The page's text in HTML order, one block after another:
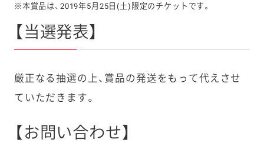
※本賞品は、2019年5月25日(土)限定のチケットです。
【当選発表】
厳正なる抽選の上、賞品の発送をもって代えさせ
ていただきます。
【お問い合わせ】